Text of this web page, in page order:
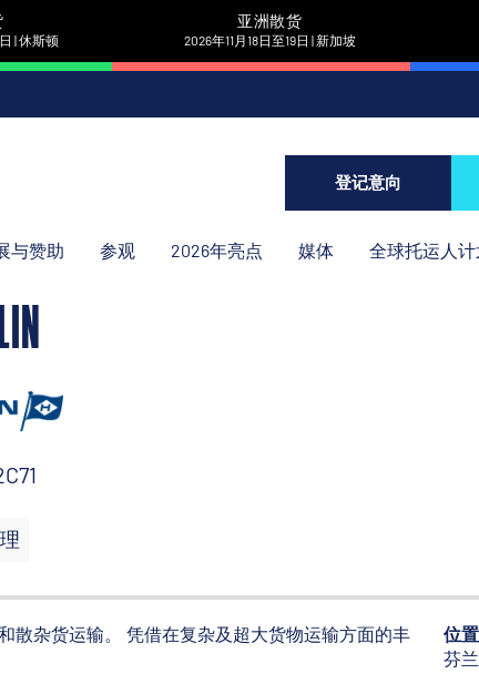
| 休斯顿
亚洲散货
2026年11月18日至19日 | 新加坡
登记意向
与赞助 参观 2026年亮点 媒体 全球托运人计
散杂货运输。 凭借在复杂及超大货物运输方面的丰
位置
芬兰